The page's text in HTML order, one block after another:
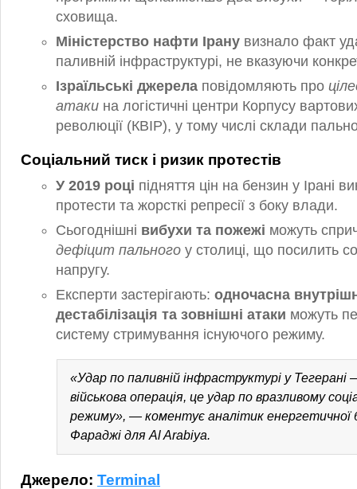
сховища.
Міністерство нафти Ірану визнало факт
паливній інфраструктурі, не вказуючи
Ізраїльські джерела повідомляють про
атаки на логістичні центри Корпусу
революції (КВІР), у тому числі склади
Соціальний тиск і ризик протестів
У 2019 році підняття цін на бензин у Ірані
протести та жорсткі репресії з боку влади.
Сьогоднішні вибухи та пожежі можуть
дефіцит пального у столиці, що посилить
напругу.
Експерти застерігають: одночасна
дестабілізація та зовнішні атаки можуть
систему стримування існуючого режиму.
«Удар по паливній інфраструктурі у
військова операція, це удар по вразливому
режиму», — коментує аналітик
Фараджі для Al Arabiya.
Джерело: Terminal